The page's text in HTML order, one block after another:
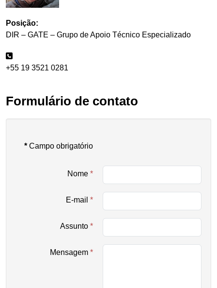
Posição:
DIR – GATE – Grupo de Apoio Técnico Especializado
+55 19 3521 0281
Formulário de contato
* Campo obrigatório
Nome *
E-mail *
Assunto *
Mensagem *